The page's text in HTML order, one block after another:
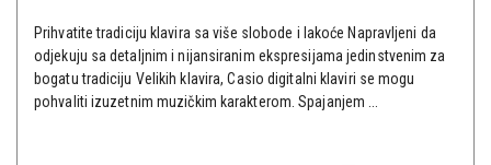
Prihvatite tradiciju klavira sa više slobode i lakoće Napravljeni da
odjekuju sa detaljnim i nijansiranim ekspresijama jedinstvenim za
bogatu tradiciju Velikih klavira, Casio digitalni klaviri se mogu
pohvaliti izuzetnim muzičkim karakterom. Spajanjem ...